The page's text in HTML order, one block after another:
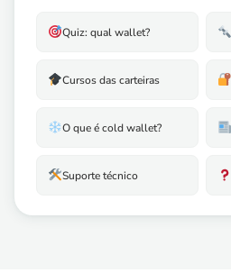
Quiz: qual wallet?
Cursos das carteiras
O que é cold wallet?
Suporte técnico